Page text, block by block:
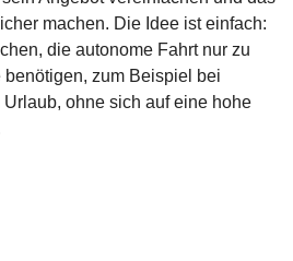
machen. Die Idee ist einfach:
die autonome Fahrt nur zu
zum Beispiel bei
Urlaub, ohne sich auf eine hohe